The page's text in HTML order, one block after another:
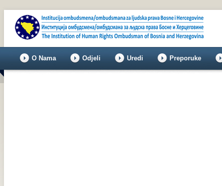
O Nama Odjeli Uredi Preporuke